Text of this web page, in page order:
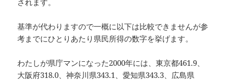
されます。
基準が代わりますので一概に以下は比較できませんが参
考までにひとりあたり県民所得の数字を挙げます。
わたしが県庁マンになった2000年には、東京都461.9、
大阪府318.0、神奈川県343.1、愛知県343.3、広島県